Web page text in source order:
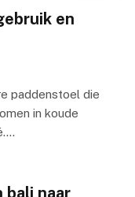
en
paddenstoel die
in koude
bali naar